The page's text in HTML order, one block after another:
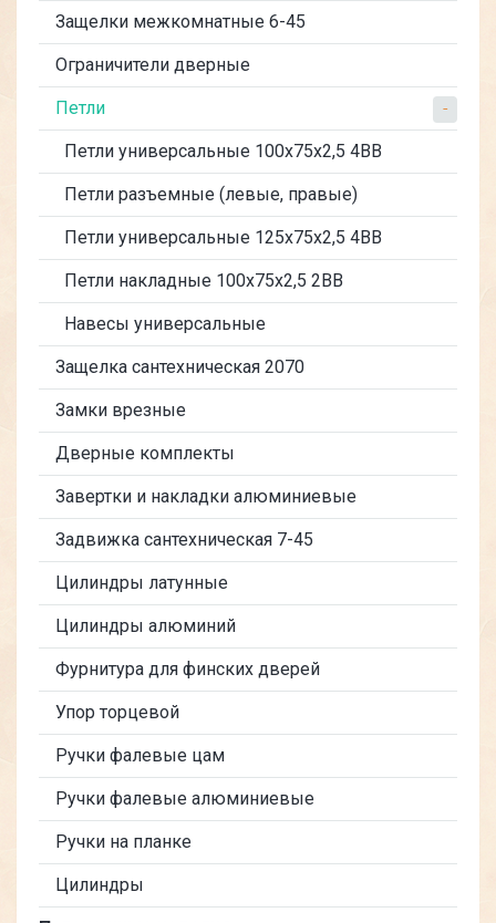
Защелки межкомнатные 6-45
Ограничители дверные
Петли
Петли универсальные 100х75х2,5 4BB
Петли разъемные (левые, правые)
Петли универсальные 125х75х2,5 4BB
Петли накладные 100х75х2,5 2BB
Навесы универсальные
Защелка сантехническая 2070
Замки врезные
Дверные комплекты
Завертки и накладки алюминиевые
Задвижка сантехническая 7-45
Цилиндры латунные
Цилиндры алюминий
Фурнитура для финских дверей
Упор торцевой
Ручки фалевые цам
Ручки фалевые алюминиевые
Ручки на планке
Цилиндры